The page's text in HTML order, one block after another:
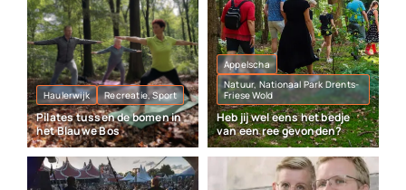
Haulerwijk Recreatie, Sport
Pilates tussen de bomen in
het Blauwe Bos
Appelscha
Natuur, Nationaal Park Drents-
Friese Wold
Heb jij wel eens het bedje
van een ree gevonden?